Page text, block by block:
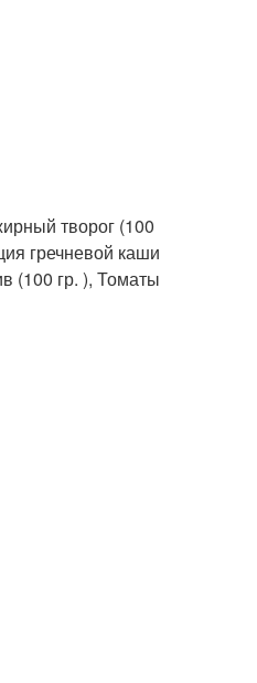
творог (100
гречневой каши
(100 гр. ), Томаты